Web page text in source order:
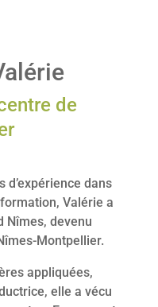
de
d’expérience dans
Valérie a
Nîmes, devenu
Montpellier.
appliquées,
elle a vécu